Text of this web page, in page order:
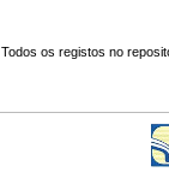
Todos os registos no